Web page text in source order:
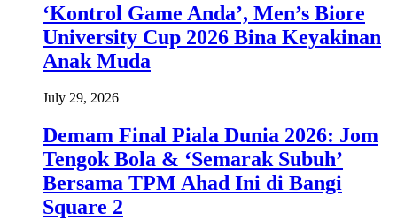
‘Kontrol Game Anda’, Men’s Biore
University Cup 2026 Bina Keyakinan
Anak Muda
July 29, 2026
Demam Final Piala Dunia 2026: Jom
Tengok Bola & ‘Semarak Subuh’
Bersama TPM Ahad Ini di Bangi
Square 2